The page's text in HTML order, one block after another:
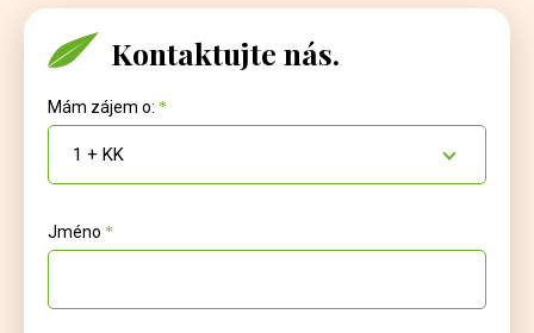
Kontaktujte nás.
Mám zájem o:
1 + KK
Jméno